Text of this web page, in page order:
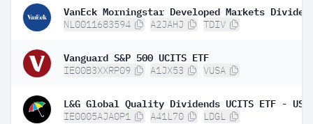
NL0011683594 A2JAHJ TDIV
Vanguard S&P 500 UCITS ETF
IE00B3XXRP09 A1JX53 VUSA
IE0005AJA0P1 A41L70 LDGL